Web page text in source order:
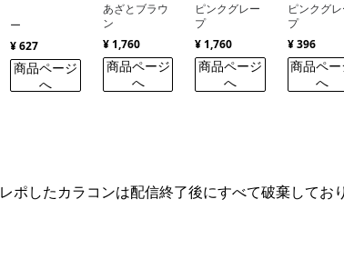
Care ）
ー
¥ 627
商品ページ
へ
あざとブラウ
ン
¥ 1,760
商品ページ
へ
closet
AQUA
MOIST
UV）
ピンクグレー
プ
¥ 1,760
商品ページ
へ
closet）
ピンクグ
プ
¥ 396
商品ペー
へ
レポしたカラコンは配信終了後にすべて破棄してお